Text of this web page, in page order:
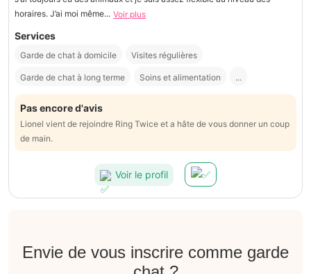
horaires. J’ai moi même... Voir plus
Services
Garde de chat à domicile Visites régulières
Garde de chat à long terme Soins et alimentation ...
Pas encore d'avis
Lionel vient de rejoindre Ring Twice et a hâte de vous donner un coup
de main.
Voir le profil
Envie de vous inscrire comme garde